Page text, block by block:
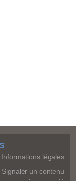
Informations légales
Signaler un contenu